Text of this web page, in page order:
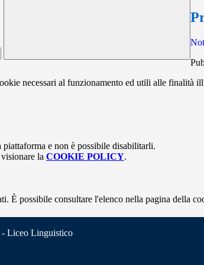
necessari al funzionamento ed utili alle finalità
e non è possibile disabilitarli.
la COOKIE POLICY.
È possibile consultare l'elenco nella pagina della
- Liceo Linguistico